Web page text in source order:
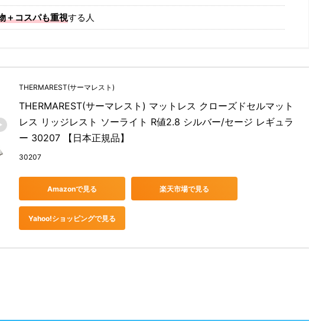
＋コスパも重視する人
THERMAREST(サーマレスト)
THERMAREST(サーマレスト) マットレス クローズドセルマット
レス リッジレスト ソーライト R値2.8 シルバー/セージ レギュラ
ー 30207 【日本正規品】
30207
Amazonで見る 楽天市場で見る
Yahoo!ショッピングで見る